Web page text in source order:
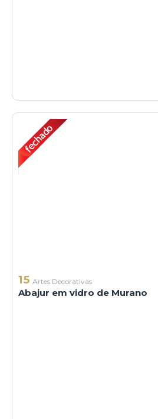
15 Artes Decorativas
Abajur em vidro de Murano